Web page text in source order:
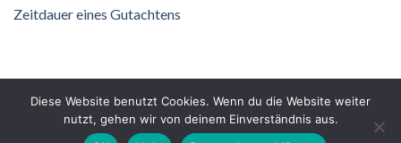
Zeitdauer eines Gutachtens
DATENSCHUTZ IMPRESSUM
Diese Website benutzt Cookies. Wenn du die Website weiter
nutzt, gehen wir von deinem Einverständnis aus.